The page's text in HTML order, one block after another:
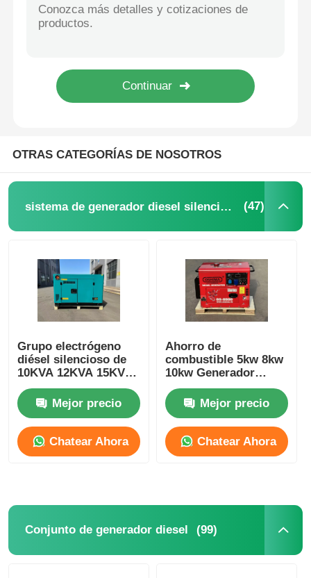
Accesorios para generadores
OTRAS CATEGORÍAS DE NOSOTROS
sistema de generador diesel silencioso (47)
Grupo electrógeno
diésel silencioso de
10KVA 12KVA 15KVA
18KVA 20KVA
3000/3600RPM
Mejor precio
Chatear Ahora
Ahorro de
combustible 5kw 8kw
10kw Generador
diesel silencioso
Conjunto enfriado por
aire Personalizable
Mejor precio
Chatear Ahora
Conjunto de generador diesel (99)